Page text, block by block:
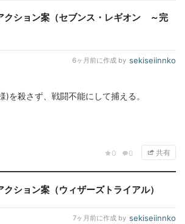
クション案（セブンス・レギオン ～完
6ヶ月前に作成 by sekiseiinnko
0 0 共有
)を殺さず、戦闘不能にして捕える。
クション案（ウィザーズトライアル）
7ヶ月前に作成 by sekiseiinnko